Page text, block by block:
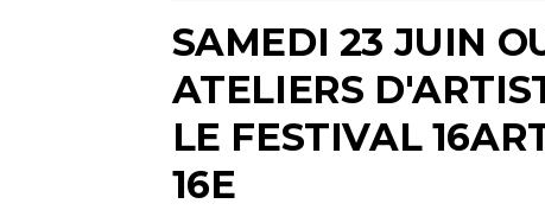
SAMEDI 23 JUIN
ATELIERS
LE FESTIVAL
16E